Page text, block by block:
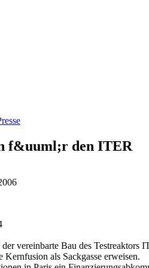
f&uuml;r den ITER
vereinbarte Bau des Testreaktors
Kernfusion als Sackgasse erweisen.